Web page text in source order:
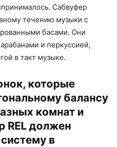
Сабвуфер
течению музыки с
басами. Они
и перкуссией,
в такт музыке.
которые
балансу
комнат и
REL должен
в